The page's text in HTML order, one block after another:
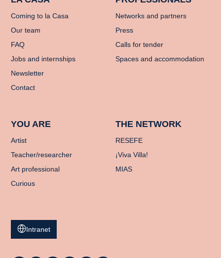
Coming to la Casa
Our team
FAQ
Jobs and internships
Newsletter
Contact
Networks and partners
Press
Calls for tender
Spaces and accommodation
YOU ARE
Artist
Teacher/researcher
Art professional
Curious
THE NETWORK
RESEFE
¡Viva Villa!
MIAS
Intranet